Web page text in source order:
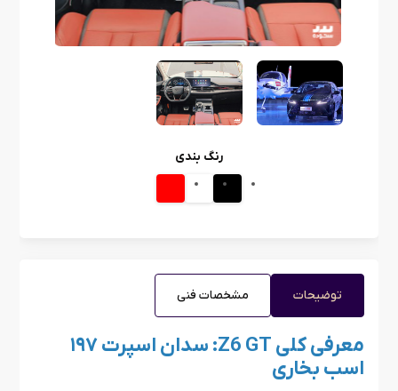
رنگ بندی
توضیحات مشخصات فنی
معرفی کلی Z6 GT: سدان اسپرت ۱۹۷
اسب بخاری